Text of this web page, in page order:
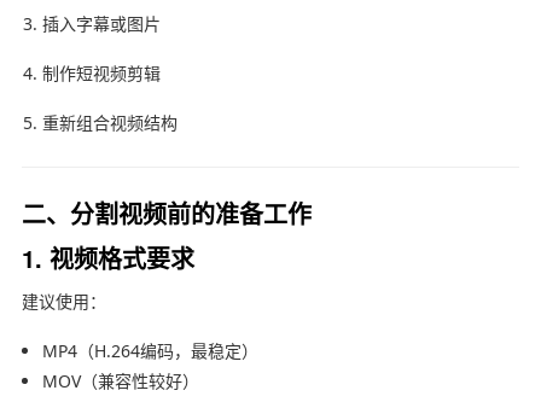
插入字幕或图片
制作短视频剪辑
重新组合视频结构
二、分割视频前的准备工作
1. 视频格式要求
建议使用：
MP4（H.264编码，最稳定）
MOV（兼容性较好）